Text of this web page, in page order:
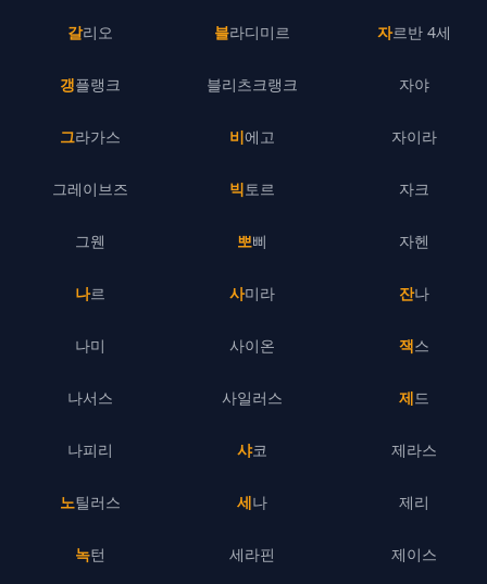
갈리오
갱플랭크
그라가스
그레이브즈
그웬
나르
나미
나서스
나피리
노틸러스
녹턴
블라디미르
블리츠크랭크
비에고
빅토르
뽀삐
사미라
사이온
사일러스
샤코
세나
세라핀
자르반 4세
자야
자이라
자크
자헨
잔나
잭스
제드
제라스
제리
제이스